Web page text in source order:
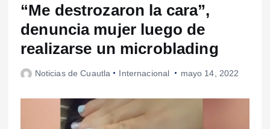
“Me destrozaron la cara”,
denuncia mujer luego de
realizarse un microblading
Noticias de Cuautla Internacional mayo 14, 2022